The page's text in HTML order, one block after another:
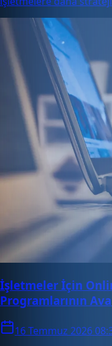
İşletmeler İçin
Programlarının
16 Temmuz 2026